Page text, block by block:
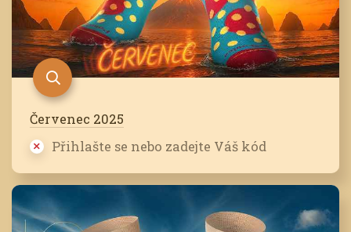
Červenec 2025
Přihlašte se nebo zadejte Váš kód